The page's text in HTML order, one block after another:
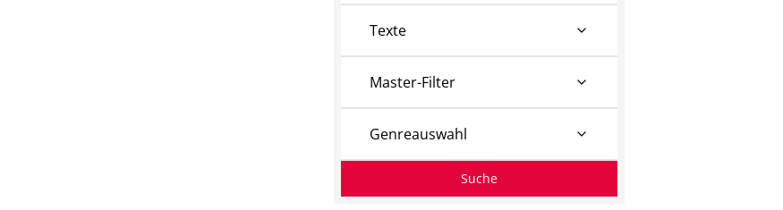
Texte
Master-Filter
Genreauswahl
Suche